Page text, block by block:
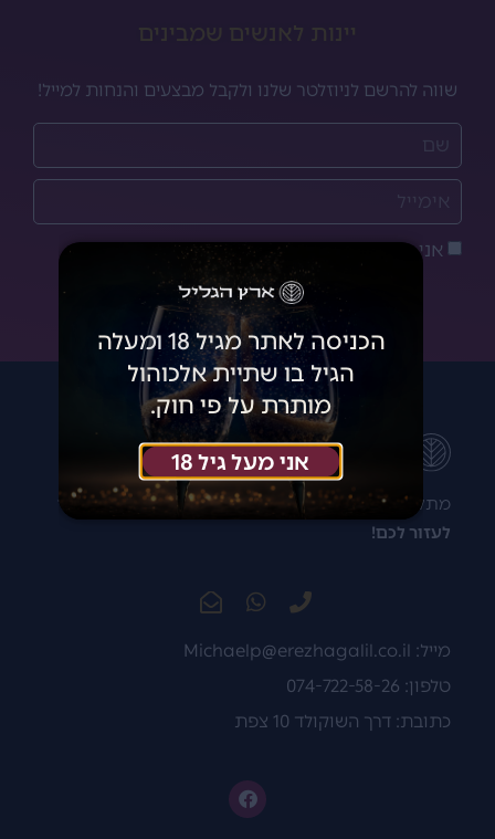
יינות לאנשים שמבינים
שווה להרשם לניוזלטר שלנו ולקבל מבצעים והנחות למייל!
אני מאשר/ת את מדיניות הפרטיות
הצטרפתי!
מתלבטים איזה יין לקנות? רוצים להתייעץ?נשמח מאוד
לעזור לכם!
מייל:Michaelp@erezhagalil.co.il
טלפון: 074-722-58-26
כתובת: דרך השוקולד 10 צפת
הכניסה לאתר מגיל 18 ומעלה
הגיל בו שתיית אלכוהול
מותרת על פי חוק.
אני מעל גיל 18